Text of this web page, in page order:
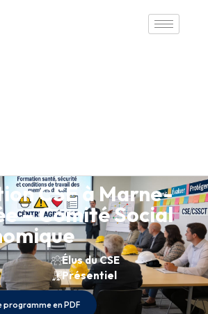
CSE à Marne-
– Comité Social
Élus du CSE
Présentiel
programme en PDF